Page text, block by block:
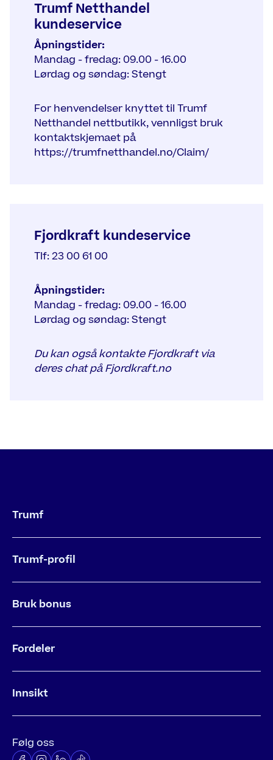
Trumf Netthandel
kundeservice
Åpningstider:
Mandag - fredag: 09.00 - 16.00
Lørdag og søndag: Stengt
For henvendelser knyttet til Trumf
Netthandel nettbutikk, vennligst bruk
kontaktskjemaet på
https://trumfnetthandel.no/Claim/
Fjordkraft kundeservice
Tlf: 23 00 61 00
Åpningstider:
Mandag - fredag: 09.00 - 16.00
Lørdag og søndag: Stengt
Du kan også kontakte Fjordkraft via
deres chat på Fjordkraft.no
Trumf
Trumf-profil
Bruk bonus
Fordeler
Innsikt
Følg oss